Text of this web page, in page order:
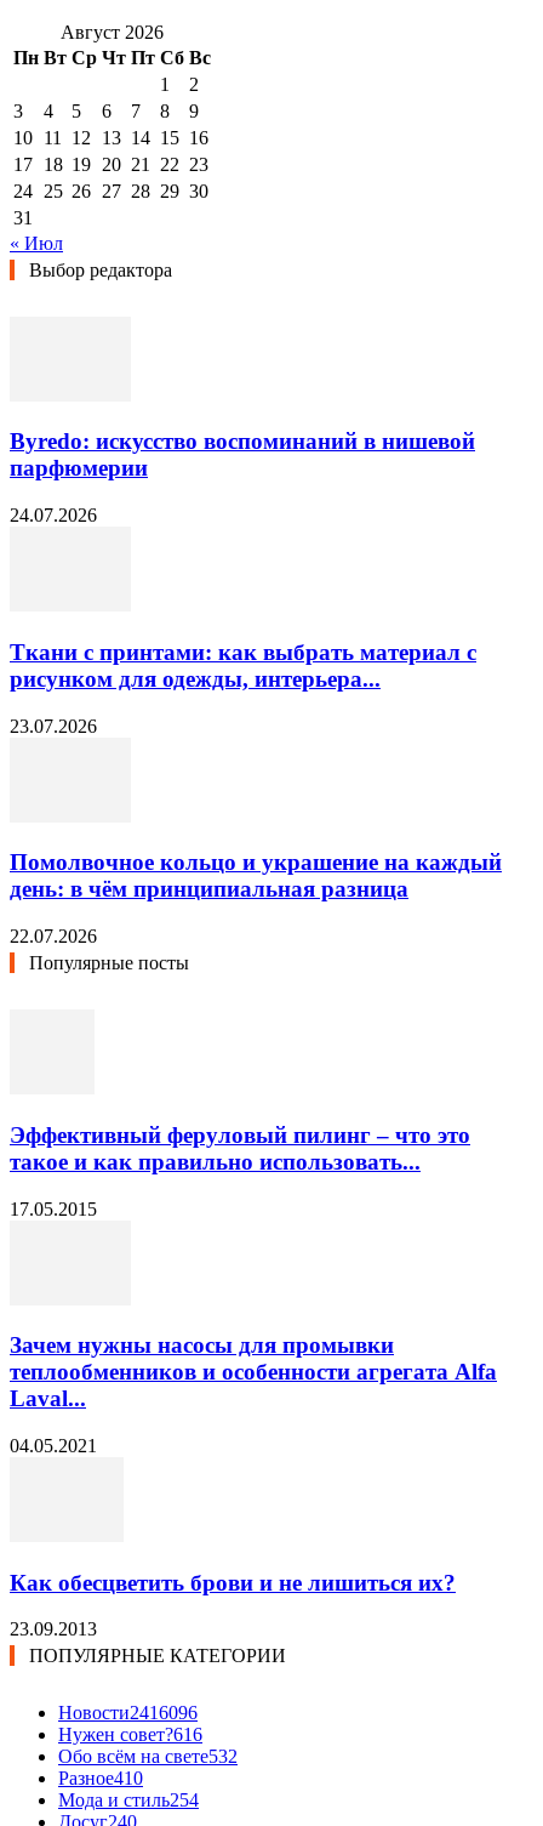
Август 2026
Пн Вт Ср Чт Пт Сб Вс
1
2
3
4 5 6 7 8
9
10 11 12 13 14 15 16
17 18 19 20 21 22 23
24 25 26 27 28 29 30
31
« Июл
Выбор редактора
Byredo: искусство воспоминаний в нишевой
парфюмерии
24.07.2026
Ткани с принтами: как выбрать материал с
рисунком для одежды, интерьера...
23.07.2026
Помолвочное кольцо и украшение на каждый
день: в чём принципиальная разница
22.07.2026
Популярные посты
Эффективный феруловый пилинг – что это
такое и как правильно использовать...
17.05.2015
Зачем нужны насосы для промывки
теплообменников и особенности агрегата Alfa
Laval...
04.05.2021
Как обесцветить брови и не лишиться их?
23.09.2013
ПОПУЛЯРНЫЕ КАТЕГОРИИ
Новости2416096
Нужен совет?616
Обо всём на свете532
Разное410
Мода и стиль254